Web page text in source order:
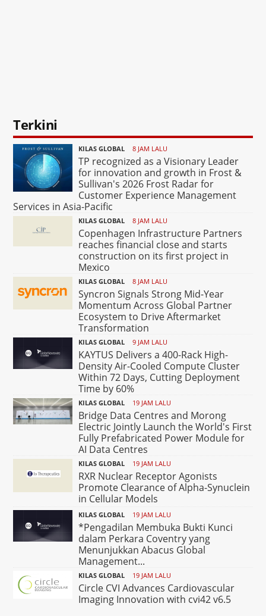
Terkini
KILAS GLOBAL 8 JAM LALU
TP recognized as a Visionary Leader
for innovation and growth in Frost &
Sullivan's 2026 Frost Radar for
Customer Experience Management
Services in Asia-Pacific
KILAS GLOBAL 8 JAM LALU
Copenhagen Infrastructure Partners
reaches financial close and starts
construction on its first project in
Mexico
KILAS GLOBAL 8 JAM LALU
Syncron Signals Strong Mid-Year
Momentum Across Global Partner
Ecosystem to Drive Aftermarket
Transformation
KILAS GLOBAL 9 JAM LALU
KAYTUS Delivers a 400-Rack High-
Density Air-Cooled Compute Cluster
Within 72 Days, Cutting Deployment
Time by 60%
KILAS GLOBAL 19 JAM LALU
Bridge Data Centres and Morong
Electric Jointly Launch the World's First
Fully Prefabricated Power Module for
AI Data Centres
KILAS GLOBAL 19 JAM LALU
RXR Nuclear Receptor Agonists
Promote Clearance of Alpha-Synuclein
in Cellular Models
KILAS GLOBAL 19 JAM LALU
*Pengadilan Membuka Bukti Kunci
dalam Perkara Coventry yang
Menunjukkan Abacus Global
Management...
KILAS GLOBAL 19 JAM LALU
Circle CVI Advances Cardiovascular
Imaging Innovation with cvi42 v6.5